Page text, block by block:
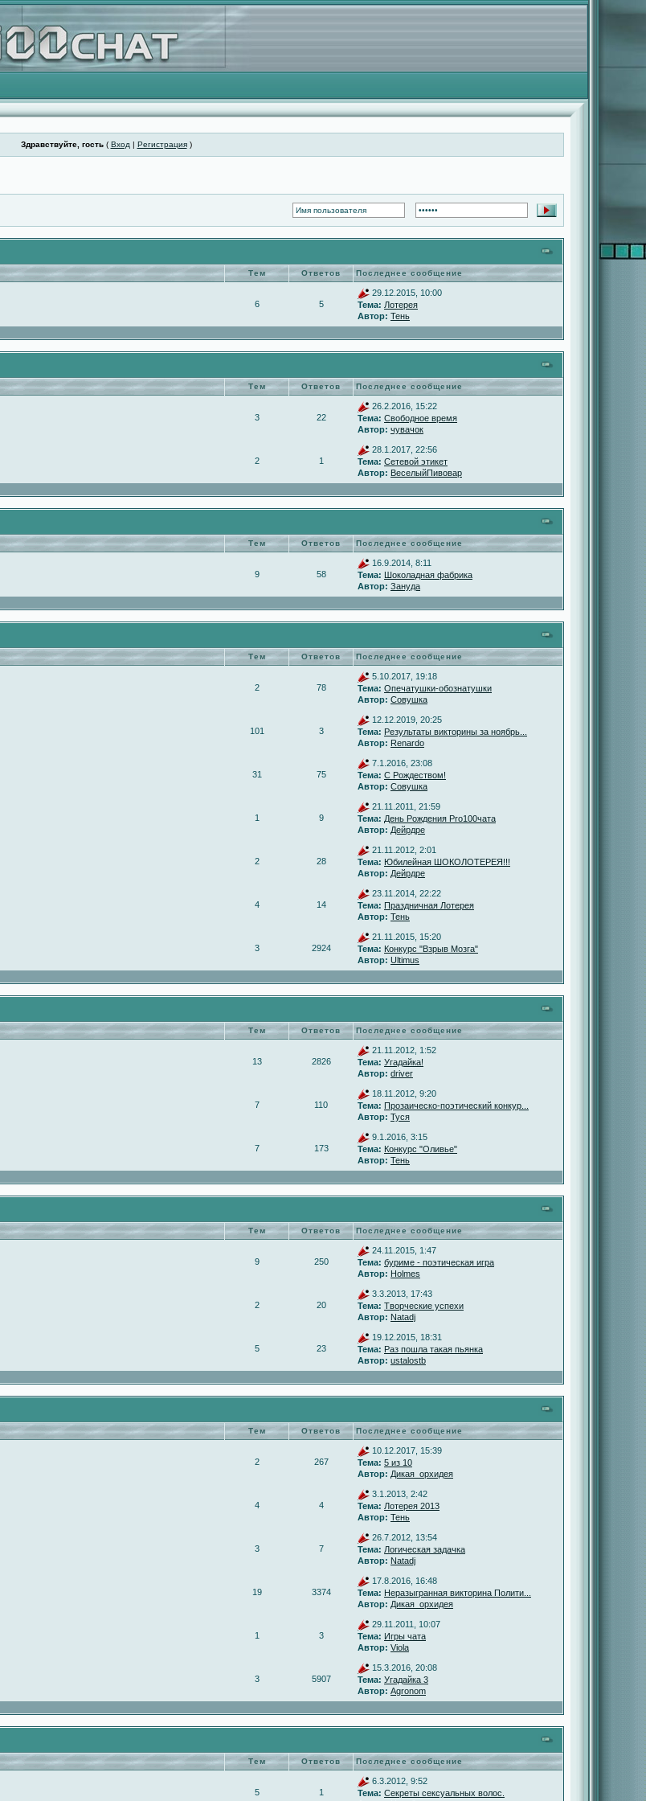
Здравствуйте, гость( Вход | Регистрация)
Тем Ответов Последнее сообщение
6 5
29.12.2015, 10:00
Тема: Лотерея
Автор: Тень
Тем Ответов Последнее сообщение
3 22
26.2.2016, 15:22
Тема: Свободное время
Автор: чувачок
2 1
28.1.2017, 22:56
Тема: Сетевой этикет
Автор: ВеселыйПивовар
Тем Ответов Последнее сообщение
9 58
16.9.2014, 8:11
Тема: Шоколадная фабрика
Автор: Зануда
Тем Ответов Последнее сообщение
2 78
5.10.2017, 19:18
Тема: Опечатушки-обознатушки
Автор: Совушка
101 3
12.12.2019, 20:25
Тема: Результаты викторины за ноябрь...
Автор: Renardo
31 75
7.1.2016, 23:08
Тема: С Рождеством!
Автор: Совушка
1 9
21.11.2011, 21:59
Тема: День Рождения Pro100чата
Автор: Дейрдре
2 28
21.11.2012, 2:01
Тема: Юбилейная ШОКОЛОТЕРЕЯ!!!
Автор: Дейрдре
4 14
23.11.2014, 22:22
Тема: Праздничная Лотерея
Автор: Тень
3
2924
21.11.2015, 15:20
Тема: Конкурс "Взрыв Мозга"
Автор: Ultimus
Тем Ответов Последнее сообщение
13 2826
21.11.2012, 1:52
Тема: Угадайка!
Автор: driver
7 110
18.11.2012, 9:20
Тема: Прозаическо-поэтический конкур...
Автор: Туся
7
173
9.1.2016, 3:15
Тема: Конкурс "Оливье"
Автор: Тень
Тем Ответов Последнее сообщение
9 250
24.11.2015, 1:47
Тема: буриме - поэтическая игра
Автор: Holmes
2 20
3.3.2013, 17:43
Тема: Творческие успехи
Автор: Natadj
5 23
19.12.2015, 18:31
Тема: Раз пошла такая пьянка
Автор: ustalostb
Тем Ответов Последнее сообщение
2 267
10.12.2017, 15:39
Тема: 5 из 10
Автор: Дикая_орхидея
4 4
3.1.2013, 2:42
Тема: Лотерея 2013
Автор: Тень
3 7
26.7.2012, 13:54
Тема: Логическая задачка
Автор: Natadj
19 3374
17.8.2016, 16:48
Тема: Неразыгранная викторина Полити...
Автор: Дикая_орхидея
1 3
29.11.2011, 10:07
Тема: Игры чата
Автор: Viola
3 5907
15.3.2016, 20:08
Тема: Угадайка 3
Автор: Agronom
Тем Ответов Последнее сообщение
5 1
6.3.2012, 9:52
Тема: Секреты сексуальных волос.